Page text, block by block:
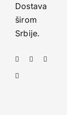
Dostava
širom
Srbije.